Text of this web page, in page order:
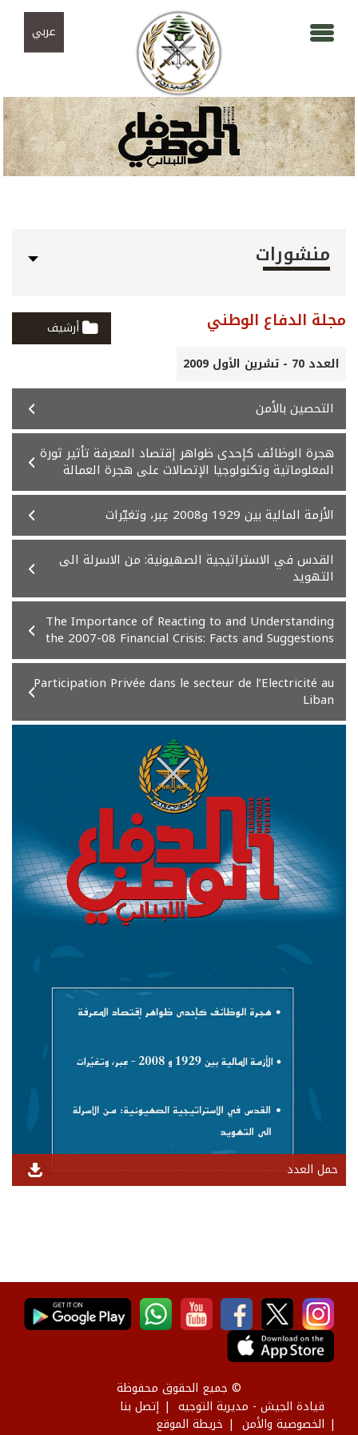
عربي
منشورات
مجلة الدفاع الوطني
أرشيف
العدد 70 - تشرين الأول 2009
التحصين بالأمن
هجرة الوظائف كإحدى ظواهر إقتصاد المعرفة تأثير ثورة
المعلوماتية وتكنولوجيا الإتصالات على هجرة العمالة
الأزمة المالية بين 1929 و2008 عِبر، وتغيّرات
القدس في الاستراتيجية الصهيونية: من الاسرلة الى
التهويد
The Importance of Reacting to and Understanding
the 2007-08 Financial Crisis: Facts and Suggestions
Participation Privée dans le secteur de l’Electricité au
Liban
حمل العدد
© جميع الحقوق محفوظة
قيادة الجيش - مديرية التوجيه
إتصل بنا
الخصوصية والأمن
خريطة الموقع